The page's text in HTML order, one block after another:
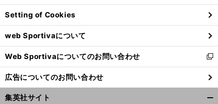
ン
ド
ウ
で
開
く
Setting of Cookies
web Sportivaについて
Web Sportivaについてのお問い合わせ
新
し
い
ウ
ィ
広告についてのお問い合わせ
集英社サイト